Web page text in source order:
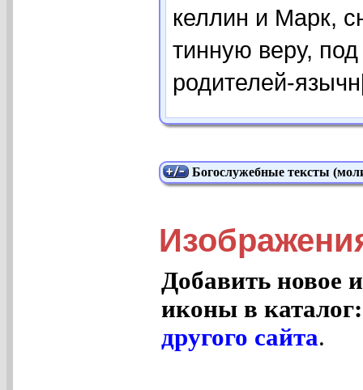
кел­лин и Марк,
тин­ную ве­ру,
ро­ди­те­лей-
Богослужебные тексты
Добавить новое
иконы в
другого сайта.